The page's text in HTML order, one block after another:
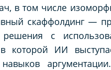
в том числе
скаффолдинг —
с
которой ИИ